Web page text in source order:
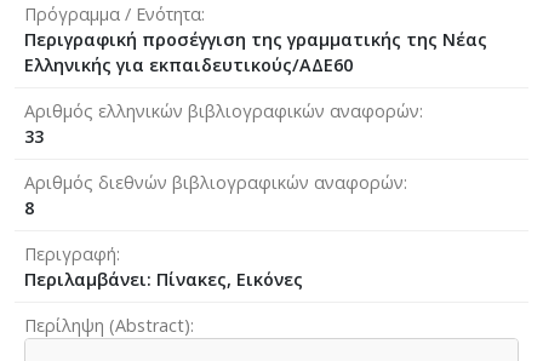
Πρόγραμμα / Ενότητα
Περιγραφική προσέγγιση της γραμματικής της Νέας
Ελληνικής για εκπαιδευτικούς/ΑΔΕ60
Αριθμός ελληνικών βιβλιογραφικών αναφορών
33
Αριθμός διεθνών βιβλιογραφικών αναφορών
8
Περιγραφή
Περιλαμβάνει: Πίνακες, Εικόνες
Περίληψη (Abstract)